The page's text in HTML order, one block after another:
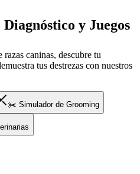
y Juegos
caninas, descubre tu
tus destrezas con nuestros
✂️ Simulador de Grooming